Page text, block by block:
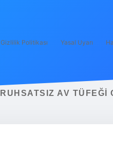
Gizlilik Politikası Yasal Uyarı
RUHSATSIZ AV TÜFEĞI